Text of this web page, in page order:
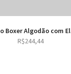
Boxer Algodão com
R$244,44